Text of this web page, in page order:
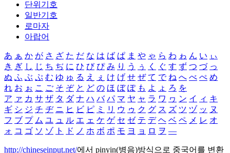
단위기호
일반기호
로마자
아랍어
あ ぁ か が さ ざ た だ な は ば ぱ ま や ゃ ら わ ゎ ん い ぃ
き ぎ し じ ち ぢ に ひ び ぴ み り う ぅ く ぐ す ず つ づ っ
ぬ ふ ぶ ぷ む ゆ ゅ る え ぇ け げ せ ぜ て で ね へ べ ぺ め
れ お ぉ こ ご そ ぞ と ど の ほ ぼ ぽ も よ ょ ろ を
ア ァ カ サ ザ タ ダ ナ ハ バ パ マ ヤ ャ ラ ワ ヮ ン イ ィ キ
ギ シ ジ チ ヂ ニ ヒ ビ ピ ミ リ ウ ゥ ク グ ス ズ ツ ヅ ッ ヌ
フ ブ プ ム ユ ュ ル エ ェ ケ ゲ セ ゼ テ デ ヘ ベ ペ メ レ オ
ォ コ ゴ ソ ゾ ト ド ノ ホ ボ ポ モ ヨ ョ ロ ヲ ―
http://chineseinput.net/에서 pinyin(병음)방식으로 중국어를 변환